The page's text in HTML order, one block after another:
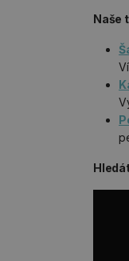
Naše